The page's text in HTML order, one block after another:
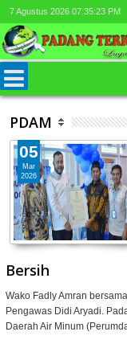
7 Agustus 2026 07:35:25 PM
PDAM
Bersih
Wako Fadly Amran
Pengawas Didi Aryadi.
Daerah Air Minum
05
Mar
2026